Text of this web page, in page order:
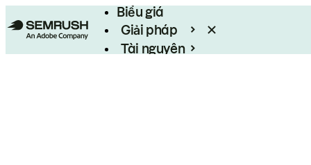
Biểu giá
Giải pháp
Tài nguyên